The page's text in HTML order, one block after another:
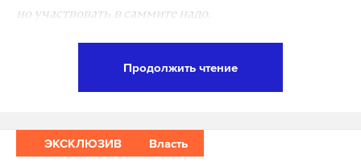
но участвовать в саммите надо.
России Александр Панкин РИА Новости.
Продолжить чтение
ЭКСКЛЮЗИВ Власть